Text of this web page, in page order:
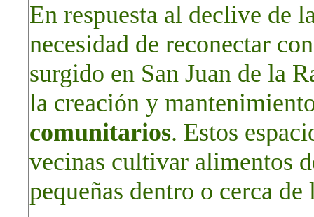
En respuesta al declive de
necesidad de reconectar
surgido en San Juan de la
la creación y
comunitarios. Estos
vecinas cultivar alimentos
pequeñas dentro o cerca